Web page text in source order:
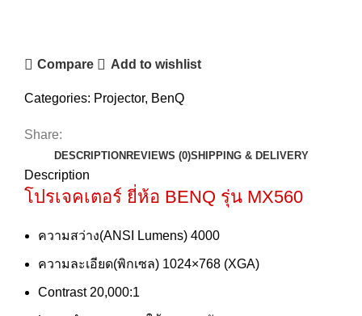
Compare Add to wishlist
Categories: Projector, BenQ
Share:
DESCRIPTION REVIEWS (0)SHIPPING & DELIVERY
Description
โปรเจคเตอร์ ยี่ห้อ BENQ รุ่น MX560
ความสว่าง(ANSI Lumens) 4000
ความละเอียด(พิกเซล) 1024×768 (XGA)
Contrast 20,000:1